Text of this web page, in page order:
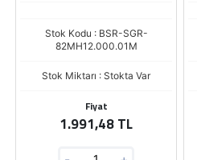
Stok Kodu : BSR-SGR-
82MH12.000.01M
Stok Miktarı : Stokta Var
Fiyat
1.991,48 TL